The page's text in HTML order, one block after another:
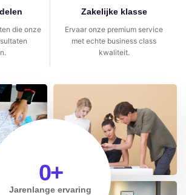
die onze
Zakelijke klasse
Ervaar onze premium service
met echte business class
kwaliteit.
Jarenlange ervaring
0+